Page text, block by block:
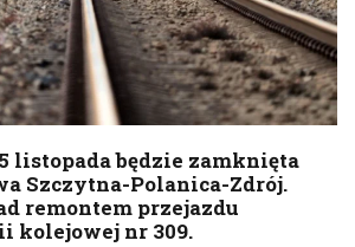
listopada będzie zamknięta
Szczytna-Polanica-Zdrój.
remontem przejazdu
kolejowej nr 309.